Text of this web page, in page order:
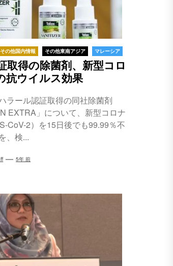
その他国内情報 その他東南アジア マレーシア
取得の除菌剤、新型コロ
抗ウイルス効果
ラール認証取得の同社除菌剤
EXTRA」について、新型コロナ
CoV-2）を15日後でも99.99％不
、検...
5年 前